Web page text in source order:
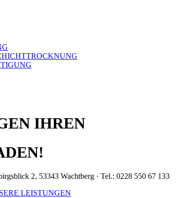
IHREN
2, 53343 Wachtberg · Tel.: 0228 550 67 133
LEISTUNGEN